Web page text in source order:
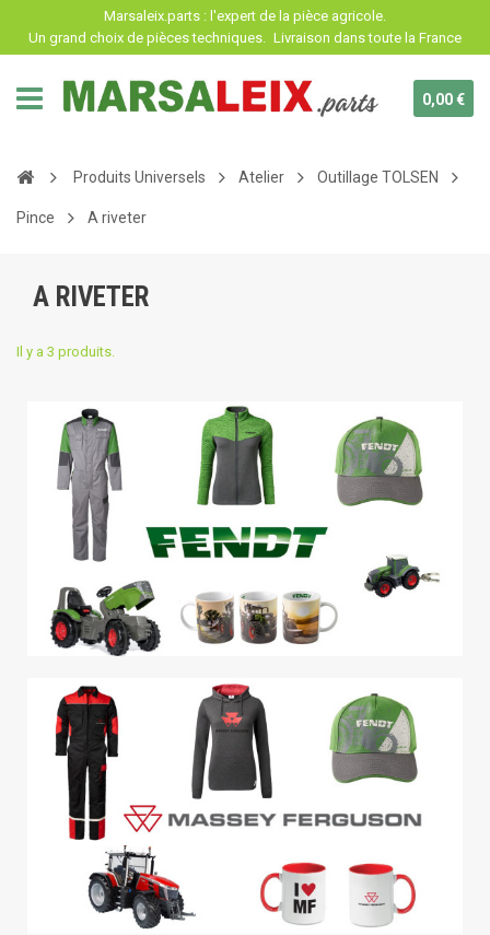
Marsaleix.parts : l'expert de la pièce agricole.
Un grand choix de pièces techniques. Livraison dans toute la France
0,00 €
Produits Universels Atelier Outillage TOLSEN
Pince A riveter
A RIVETER
Il y a 3 produits.
Panneau de gestion des cookies